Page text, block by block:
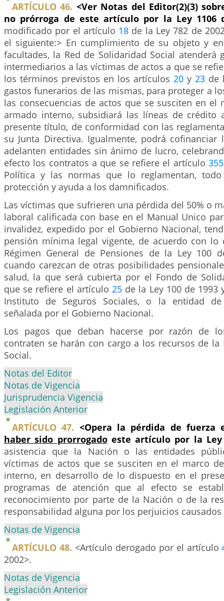
ARTÍCULO 46. <Ver Notas del Editor(2)(3)
no prórroga de este artículo por la Ley 1106
modificado por el artículo 18 de la Ley 782 de
el siguiente:> En cumplimiento de su objeto y
facultades, la Red de Solidaridad Social atenderá
intermediarios a las víctimas de actos a que se
los términos previstos en los artículos 20 y 23 de
gastos funerarios de las mismas, para proteger a
las consecuencias de actos que se susciten en el
armado interno, subsidiará las líneas de crédito
presente título, de conformidad con las
su Junta Directiva. Igualmente, podrá cofinanciar
adelanten entidades sin ánimo de lucro,
efecto los contratos a que se refiere el artículo 355
Política y las normas que lo reglamentan,
protección y ayuda a los damnificados.
Las víctimas que sufrieren una pérdida del 50% o
laboral calificada con base en el Manual Unico
invalidez, expedido por el Gobierno Nacional,
pensión mínima legal vigente, de acuerdo con lo
Régimen General de Pensiones de la Ley 100
cuando carezcan de otras posibilidades
salud, la que será cubierta por el Fondo de
que se refiere el artículo 25 de la Ley 100 de
Instituto de Seguros Sociales, o la entidad
señalada por el Gobierno Nacional.
Los pagos que deban hacerse por razón de
contraten se harán con cargo a los recursos de la
Social.
Notas del Editor
Notas de Vigencia
Jurisprudencia Vigencia
Legislación Anterior
ARTÍCULO 47. <Opera la pérdida de fuerza
haber sido prorrogadoeste artículo por la Ley
asistencia que la Nación o las entidades
víctimas de actos que se susciten en el marco
interno, en desarrollo de lo dispuesto en el
programas de atención que al efecto se
reconocimiento por parte de la Nación o de la
responsabilidad alguna por los perjuicios
Notas de Vigencia
ARTÍCULO 48. <Artículo derogado por el artículo
2002>.
Notas de Vigencia
Legislación Anterior